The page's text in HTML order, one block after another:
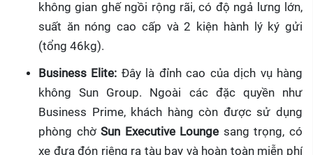
không gian ghế ngồi rộng rãi, có độ ngả lưng lớn,
suất ăn nóng cao cấp và 2 kiện hành lý ký gửi
(tổng 46kg).
Business Elite: Đây là đỉnh cao của dịch vụ hàng
không Sun Group. Ngoài các đặc quyền như
Business Prime, khách hàng còn được sử dụng
phòng chờSun Executive Lounge sang trọng, có
xe đưa đón riêng ra tàu bay và hoàn toàn miễn phí